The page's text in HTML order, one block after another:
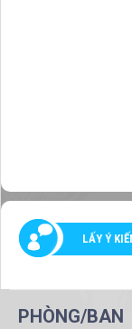
LẤY Ý
PHÒNG/BAN